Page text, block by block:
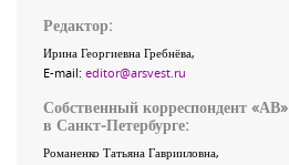
Редактор:
Ирина Георгиевна Гребнёва,
E-mail: editor@arsvest.ru
Собственный корреспондент «АВ»
в Санкт-Петербурге:
Романенко Татьяна Гаврииловна,